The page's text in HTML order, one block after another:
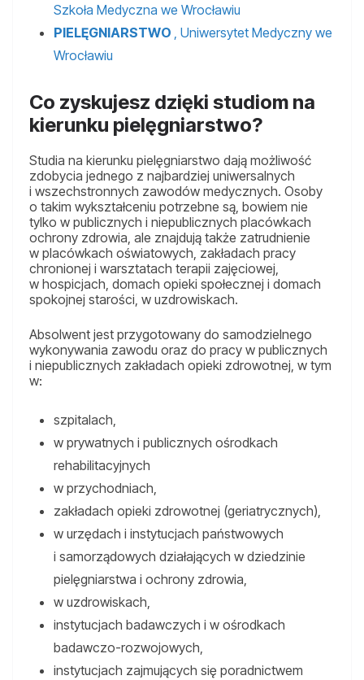
Szkoła Medyczna we Wrocławiu
PIELĘGNIARSTWO , Uniwersytet Medyczny we
Wrocławiu
Co zyskujesz dzięki studiom na
kierunku pielęgniarstwo?
Studia na kierunku pielęgniarstwo dają możliwość
zdobycia jednego z najbardziej uniwersalnych
i wszechstronnych zawodów medycznych. Osoby
o takim wykształceniu potrzebne są, bowiem nie
tylko w publicznych i niepublicznych placówkach
ochrony zdrowia, ale znajdują także zatrudnienie
w placówkach oświatowych, zakładach pracy
chronionej i warsztatach terapii zajęciowej,
w hospicjach, domach opieki społecznej i domach
spokojnej starości, w uzdrowiskach.
Absolwent jest przygotowany do samodzielnego
wykonywania zawodu oraz do pracy w publicznych
i niepublicznych zakładach opieki zdrowotnej, w tym
w:
szpitalach,
w prywatnych i publicznych ośrodkach
rehabilitacyjnych
w przychodniach,
zakładach opieki zdrowotnej (geriatrycznych),
w urzędach i instytucjach państwowych
i samorządowych działających w dziedzinie
pielęgniarstwa i ochrony zdrowia,
w uzdrowiskach,
instytucjach badawczych i w ośrodkach
badawczo-rozwojowych,
instytucjach zajmujących się poradnictwem